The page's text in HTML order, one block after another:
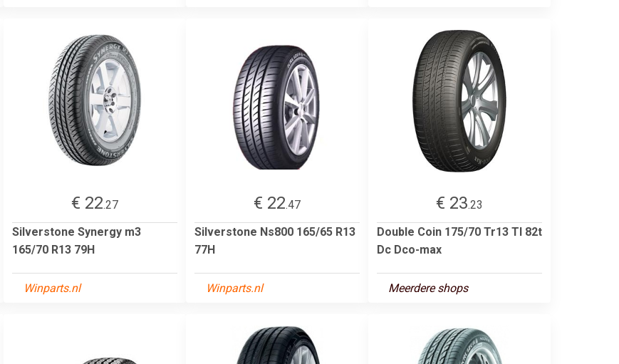
€ 22.27
Silverstone Synergy m3
165/70 R13 79H
Winparts.nl
€ 22.47
Silverstone Ns800 165/65 R13
77H
Winparts.nl
€ 23.23
Double Coin 175/70 Tr13 Tl 82t
Dc Dco-max
Meerdere shops